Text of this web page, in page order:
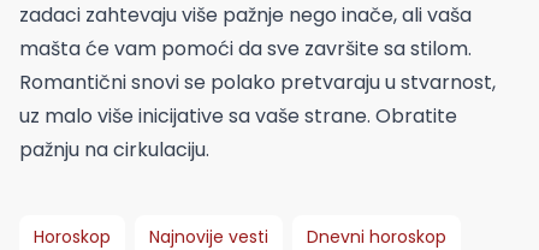
zadaci zahtevaju više pažnje nego inače, ali vaša
mašta će vam pomoći da sve završite sa stilom.
Romantični snovi se polako pretvaraju u stvarnost,
uz malo više inicijative sa vaše strane. Obratite
pažnju na cirkulaciju.
Horoskop Najnovije vesti Dnevni horoskop